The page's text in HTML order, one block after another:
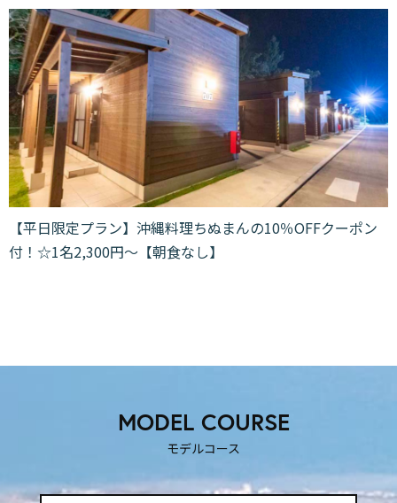
【平日限定プラン】沖縄料理ちぬまんの10％OFFクーポン
付！☆1名2,300円～【朝食なし】
MODEL COURSE
モデルコース